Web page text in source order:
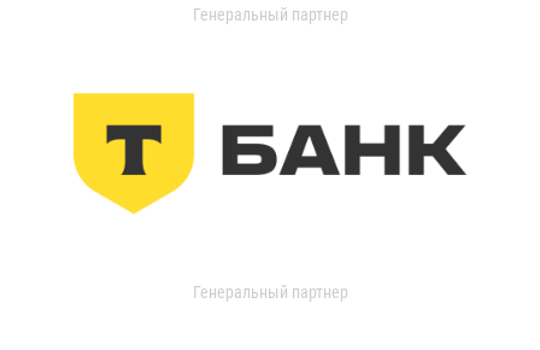
Генеральный партнер
Генеральный партнер